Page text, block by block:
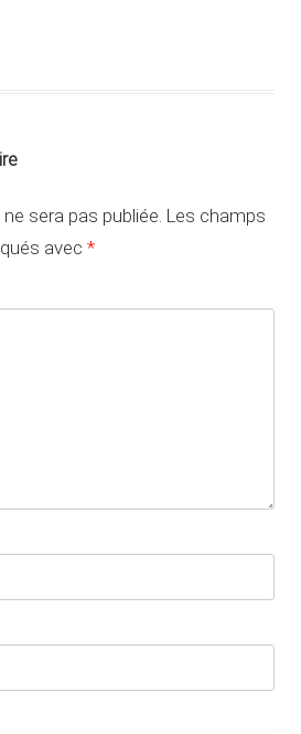
sera pas publiée. Les champs
avec *